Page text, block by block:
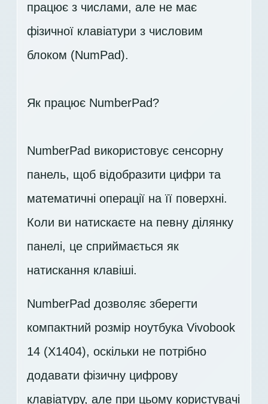
працює з числами, але не має
фізичної клавіатури з числовим
блоком (NumPad).
Як працює NumberPad?
NumberPad використовує сенсорну
панель, щоб відобразити цифри та
математичні операції на її поверхні.
Коли ви натискаєте на певну ділянку
панелі, це сприймається як
натискання клавіші.
NumberPad дозволяє зберегти
компактний розмір ноутбука Vivobook
14 (X1404), оскільки не потрібно
додавати фізичну цифрову
клавіатуру, але при цьому користувачі